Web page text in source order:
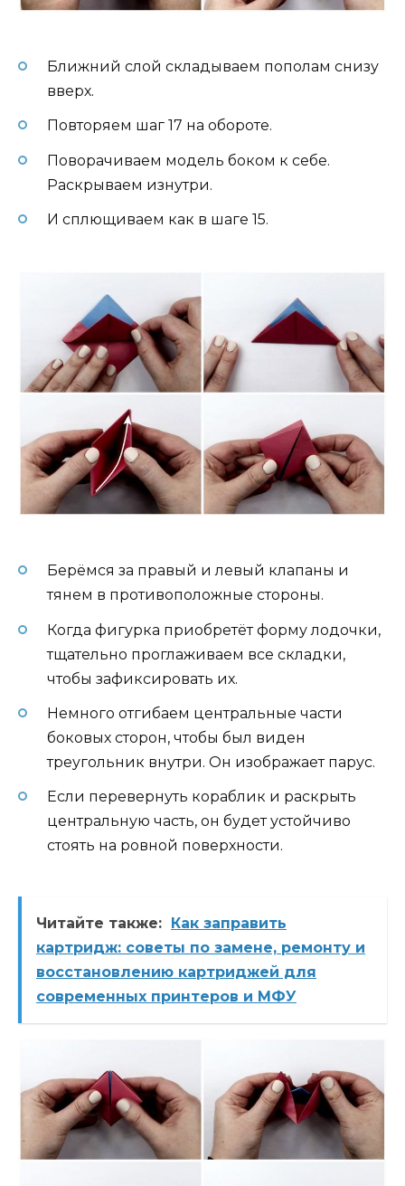
Ближний слой складываем пополам снизу
вверх.
Повторяем шаг 17 на обороте.
Поворачиваем модель боком к себе.
Раскрываем изнутри.
И сплющиваем как в шаге 15.
Берёмся за правый и левый клапаны и
тянем в противоположные стороны.
Когда фигурка приобретёт форму лодочки,
тщательно проглаживаем все складки,
чтобы зафиксировать их.
Немного отгибаем центральные части
боковых сторон, чтобы был виден
треугольник внутри. Он изображает парус.
Если перевернуть кораблик и раскрыть
центральную часть, он будет устойчиво
стоять на ровной поверхности.
Читайте также:
Как заправить
картридж: советы по замене, ремонту и
восстановлению картриджей для
современных принтеров и МФУ